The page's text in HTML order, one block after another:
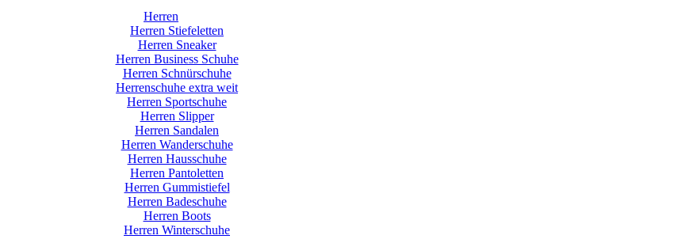
Herren
Herren Stiefeletten
Herren Sneaker
Herren Business Schuhe
Herren Schnürschuhe
Herrenschuhe extra weit
Herren Sportschuhe
Herren Slipper
Herren Sandalen
Herren Wanderschuhe
Herren Hausschuhe
Herren Pantoletten
Herren Gummistiefel
Herren Badeschuhe
Herren Boots
Herren Winterschuhe